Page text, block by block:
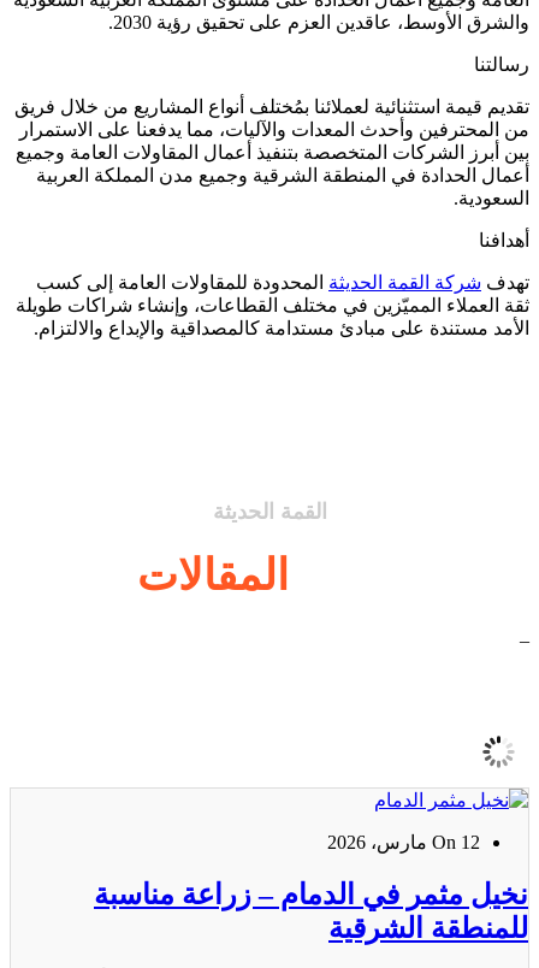
والشرق الأوسط، عاقدين العزم على تحقيق رؤية 2030.
رسالتنا
تقديم قيمة استثنائية لعملائنا بمُختلف أنواع المشاريع من خلال فريق
من المحترفين وأحدث المعدات والآليات، مما يدفعنا على الاستمرار
بين أبرز الشركات المتخصصة بتنفيذ أعمال المقاولات العامة وجميع
أعمال الحدادة في المنطقة الشرقية وجميع مدن المملكة العربية
السعودية.
أهدافنا
تهدف شركة القمة الحديثة المحدودة للمقاولات العامة إلى كسب
ثقة العملاء المميّزين في مختلف القطاعات، وإنشاء شراكات طويلة
الأمد مستندة على مبادئ مستدامة كالمصداقية والإبداع والالتزام.
القمة الحديثة
المقالات
On 12 مارس، 2026
نخيل مثمر في الدمام – زراعة مناسبة
للمنطقة الشرقية